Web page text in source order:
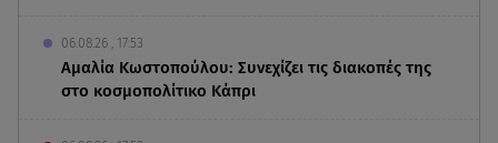
06.08.26 , 17:53
Αμαλία Κωστοπούλου: Συνεχίζει τις διακοπές της
στο κοσμοπολίτικο Κάπρι